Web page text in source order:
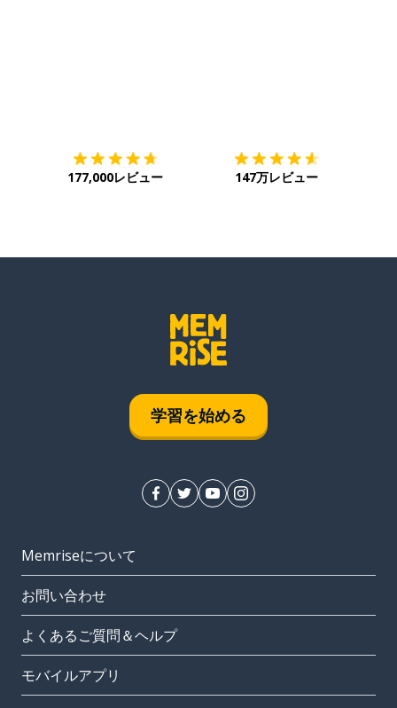
177,000レビュー 147万レビュー
学習を始める
Memriseについて
お問い合わせ
よくあるご質問＆ヘルプ
モバイルアプリ